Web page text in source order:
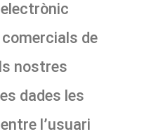
de
nostres
dades les
l’usuari